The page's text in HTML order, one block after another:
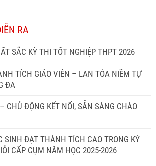
RA
SẮC KỲ THI TỐT NGHIỆP THPT 2026
TÍCH GIÁO VIÊN – LAN TỎA NIỀM TỰ
ĐA
CHỦ ĐỘNG KẾT NỐI, SẴN SÀNG CHÀO
SINH ĐẠT THÀNH TÍCH CAO TRONG KỲ
CẤP CỤM NĂM HỌC 2025-2026